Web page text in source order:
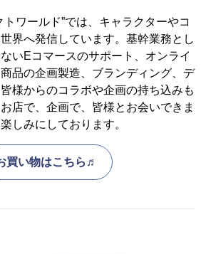
ワールド”では、キャラクターやコ
界へ発信しています。基幹業務とし
いEコマースのサポート、オンライ
品の企画製造、ブランディング、デ
様からのコラボや企画の持ち込みも
店で、企画で、皆様とお会いできま
しみにしております。
買い物はこちら♬